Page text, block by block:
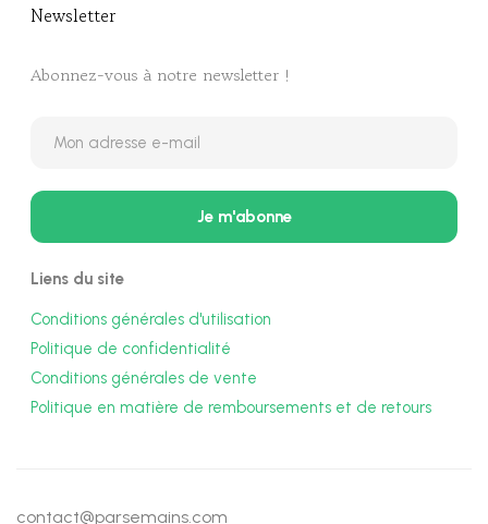
Newsletter​
Abonnez-vous à notre newsletter !
Liens du site
Conditions générales d'utilisation
Politique de confidentialité
Conditions générales de vente
Politique en matière de remboursements et de retours
contact@parsemains.com